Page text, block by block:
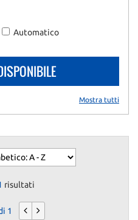
Automatico
Mostra tutti
risultati
1